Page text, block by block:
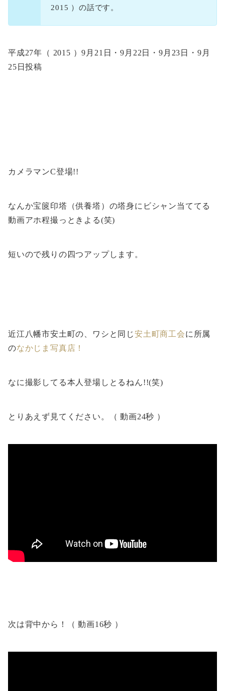
2015 ）の話です。
平成27年（ 2015 ）9月21日・9月22日・9月23日・9月
25日投稿
カメラマンC登場!!
なんか宝篋印塔（供養塔）の塔身にビシャン当ててる
動画アホ程撮っときよる(笑)
短いので残りの四つアップします。
近江八幡市安土町の、ワシと同じ安土町商工会に所属
のなかじま写真店！
なに撮影してる本人登場しとるねん!!(笑)
とりあえず見てください。（ 動画24秒 ）
次は背中から！（ 動画16秒 ）